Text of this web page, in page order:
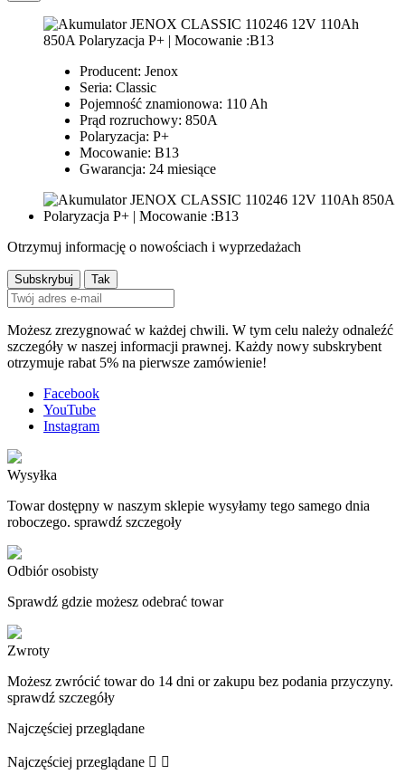
Producent: Jenox
Seria: Classic
Pojemność znamionowa: 110 Ah
Prąd rozruchowy: 850A
Polaryzacja: P+
Mocowanie: B13
Gwarancja: 24 miesiące
Otrzymuj informację o nowościach i wyprzedażach
Możesz zrezygnować w każdej chwili. W tym celu należy odnaleźć
szczegóły w naszej informacji prawnej. Każdy nowy subskrybent
otrzymuje rabat 5% na pierwsze zamówienie!
Facebook
YouTube
Instagram
Wysyłka
Towar dostępny w naszym sklepie wysyłamy tego samego dnia
roboczego. sprawdź szczegoły
Odbiór osobisty
Sprawdź gdzie możesz odebrać towar
Zwroty
Możesz zwrócić towar do 14 dni or zakupu bez podania przyczyny.
sprawdź szczegóły
Najczęściej przeglądane
Najczęściej przeglądane  